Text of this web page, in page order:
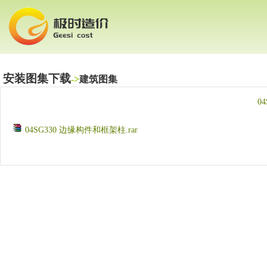
安装图集下载->建筑图集
04SG330 边缘构件和框架柱.rar